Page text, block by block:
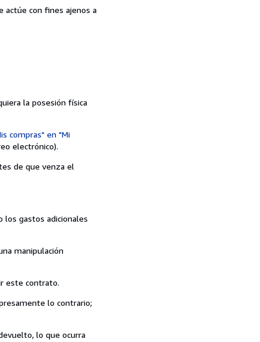
actúe con fines ajenos a
la posesión física
compras" en "Mi
electrónico).
de que venza el
los gastos adicionales
manipulación
este contrato.
lo contrario;
lo que ocurra